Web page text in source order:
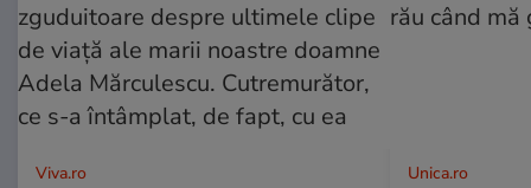
Viva.ro Unica.ro